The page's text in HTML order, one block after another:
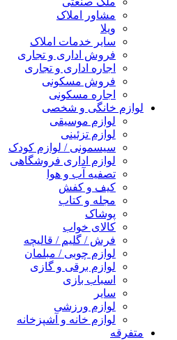
مشاور املاک
ویلا
سایر خدمات املاک
فروش اداری و تجاری
اجاره اداری و تجاری
فروش مسکونی
اجاره مسکونی
لوازم خانگی و شخصی
لوازم موسیقی
لوازم تزئینی
سیسمونی / لوازم کودک
لوازم اداری فروشگاهی
تصفیه آب و هوا
کیف و کفش
مجله و کتاب
پوشاک
کالای خواب
فرش / گلیم / قالیچه
لوازم چوبی / مبلمان
لوازم برقی و گازی
اسباب بازی
سایر
لوازم ورزشی
لوازم خانه و آشپزخانه
متفرقه